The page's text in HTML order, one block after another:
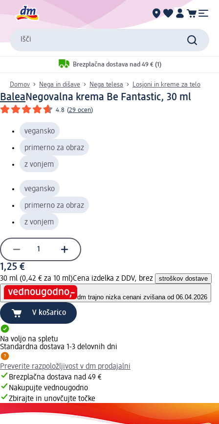
Išči
Brezplačna dostava nad 49 € (1)
Domov Nega in dišave Nega telesa Losjoni in kreme za telo
BaleaNegovalna krema Be Fantastic, 30 ml
4.8 (29 ocen)
vegansko
primerno za obraz
z vonjem
vegansko
primerno za obraz
z vonjem
1,25 €
30 ml (0,42 € za 10 ml)Cena izdelka z DDV, brez stroškov dostave
dm trajno nizka cenani zvišana od 06.04.2026
V košarico
Na voljo na spletu
Standardna dostava 1-3 delovnih dni
Preverite razpoložljivost v dm prodajalni
Brezplačna dostava nad 49 €
Nakupujte vednougodno
Zbirajte in unovčujte točke